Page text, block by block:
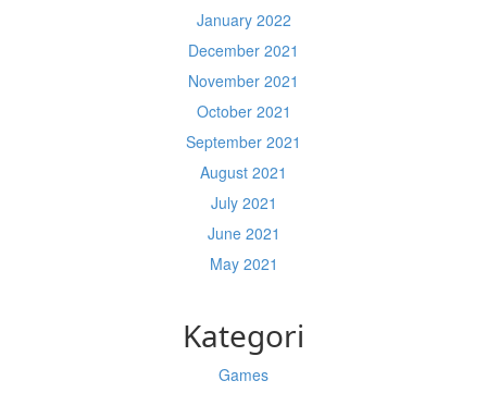
January 2022
December 2021
November 2021
October 2021
September 2021
August 2021
July 2021
June 2021
May 2021
Kategori
Games